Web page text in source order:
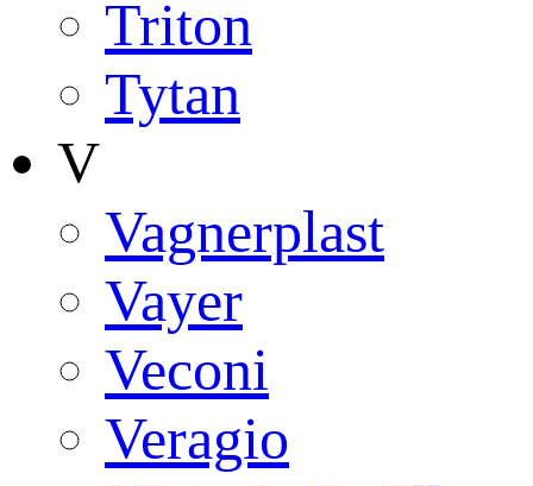
Triton
Tytan
V
Vagnerplast
Vayer
Veconi
Veragio